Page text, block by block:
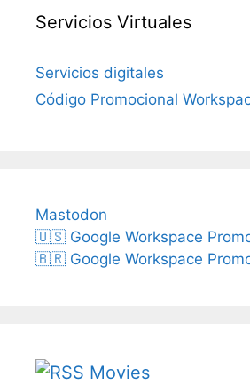
Servicios Virtuales
Servicios digitales
Código Promocional
Mastodon
🇺🇸 Google Workspace
🇧🇷 Google Workspace
Movies